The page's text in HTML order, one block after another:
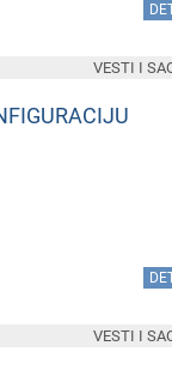
VESTI I
VESTI I